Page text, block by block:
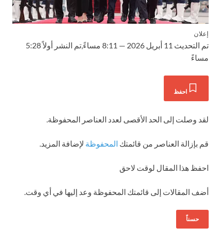
إعلان
تم التحديث 11 أبريل 2026 — 8:11 مساءً ,تم النشر أولاً5:28
مساءً
احفظ
لقد وصلت إلى الحد الأقصى لعدد العناصر المحفوظة.
قم بإزالة العناصر من قائمتك المحفوظة لإضافة المزيد.
احفظ هذا المقال لوقت لاحق
أضف المقالات إلى قائمتك المحفوظة وعد إليها في أي وقت.
حسناً